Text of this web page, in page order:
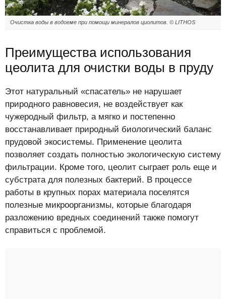
Очистка воды в водоеме при помощи минералов циолитов. © LITHOS
Преимущества использования
цеолита для очистки воды в пруду
Этот натуральный «спасатель» не нарушает
природного равновесия, не воздействует как
чужеродный фильтр, а мягко и постепенно
восстанавливает природный биологический баланс
прудовой экосистемы. Применение цеолита
позволяет создать полностью экологическую систему
фильтрации. Кроме того, цеолит сыграет роль еще и
субстрата для полезных бактерий. В процессе
работы в крупных порах материала поселятся
полезные микроорганизмы, которые благодаря
разложению вредных соединений также помогут
справиться с проблемой.